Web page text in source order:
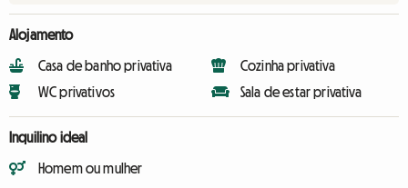
Alojamento
Casa de banho privativa
WC privativos
Cozinha privativa
Sala de estar privativa
Inquilino ideal
Homem ou mulher